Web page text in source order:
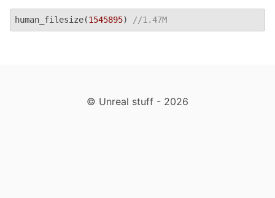
human_filesize(1545895) //1.47M
© Unreal stuff - 2026